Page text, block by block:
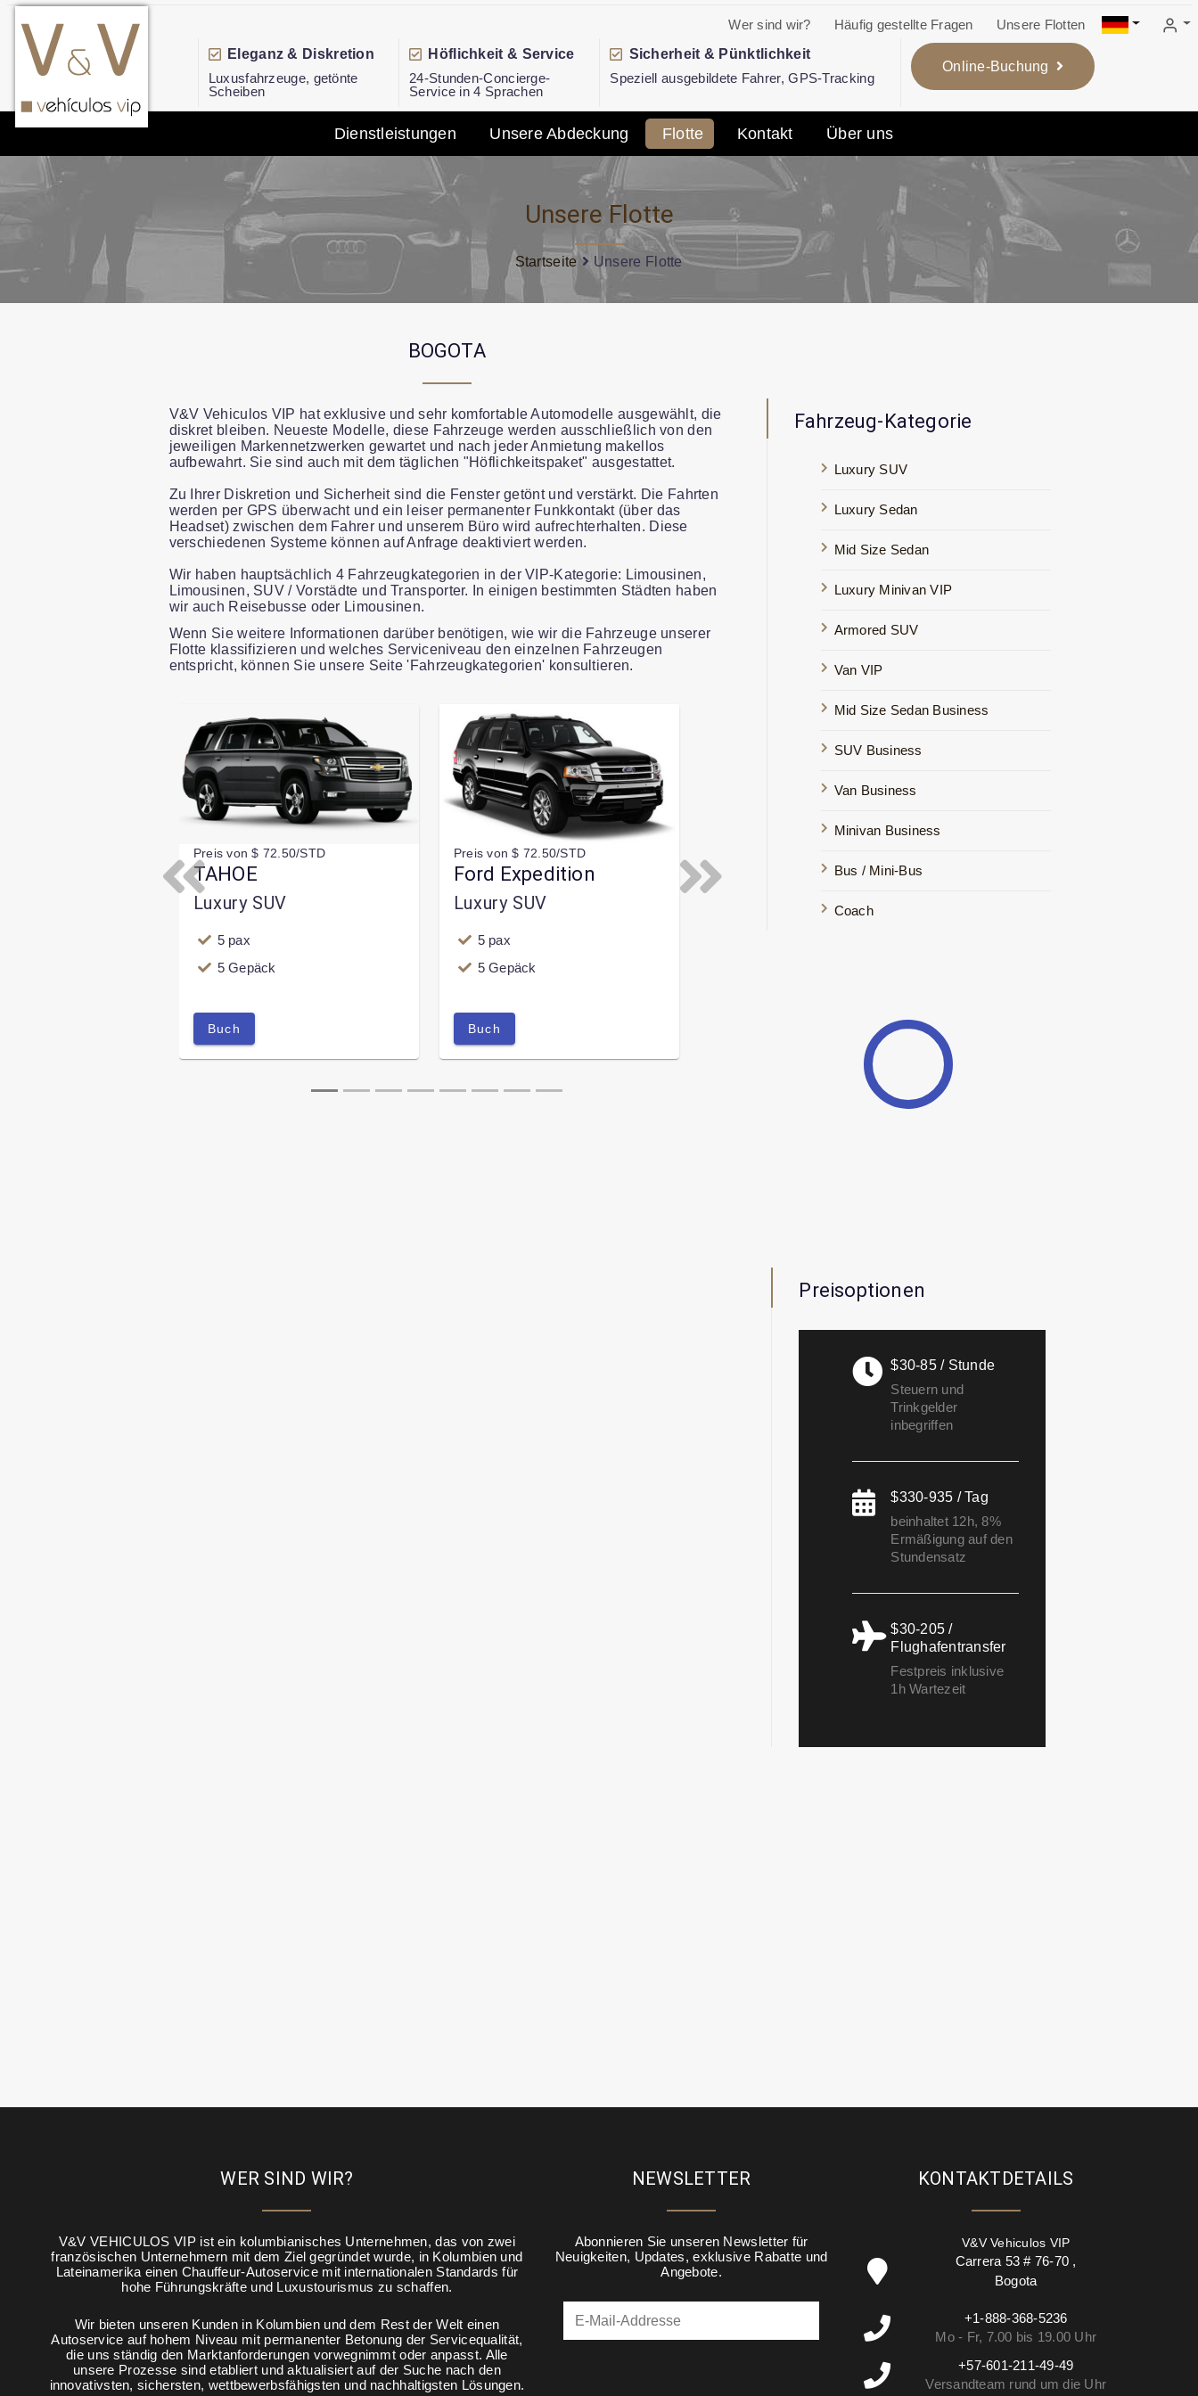
Wer sind wir? Häufig gestellte Fragen
Unsere Flotten
Eleganz & Diskretion
Luxusfahrzeuge, getönte
Scheiben
Höflichkeit & Service
24-Stunden-Concierge-
Service in 4 Sprachen
Sicherheit & Pünktlichkeit
Speziell ausgebildete Fahrer, GPS-Tracking
Online-Buchung
Dienstleistungen Unsere Abdeckung Flotte Kontakt Über uns
Unsere Flotte
Startseite Unsere Flotte
BOGOTA
V&V Vehiculos VIP hat exklusive und sehr komfortable Automodelle ausgewählt, die
diskret bleiben. Neueste Modelle, diese Fahrzeuge werden ausschließlich von den
jeweiligen Markennetzwerken gewartet und nach jeder Anmietung makellos
aufbewahrt. Sie sind auch mit dem täglichen "Höflichkeitspaket" ausgestattet.
Zu Ihrer Diskretion und Sicherheit sind die Fenster getönt und verstärkt. Die Fahrten
werden per GPS überwacht und ein leiser permanenter Funkkontakt (über das
Headset) zwischen dem Fahrer und unserem Büro wird aufrechterhalten. Diese
verschiedenen Systeme können auf Anfrage deaktiviert werden.
Wir haben hauptsächlich 4 Fahrzeugkategorien in der VIP-Kategorie: Limousinen,
Limousinen, SUV / Vorstädte und Transporter. In einigen bestimmten Städten haben
wir auch Reisebusse oder Limousinen.
Wenn Sie weitere Informationen darüber benötigen, wie wir die Fahrzeuge unserer
Flotte klassifizieren und welches Serviceniveau den einzelnen Fahrzeugen
entspricht, können Sie unsere Seite 'Fahrzeugkategorien' konsultieren.
Preis von $ 72.50/STD
TAHOE
Luxury SUV
5 pax
5 Gepäck
Buch
Preis von $ 72.50/STD
Ford Expedition
Luxury SUV
5 pax
5 Gepäck
Buch
Previous Next
Fahrzeug-Kategorie
Luxury SUV
Luxury Sedan
Mid Size Sedan
Luxury Minivan VIP
Armored SUV
Van VIP
Mid Size Sedan Business
SUV Business
Van Business
Minivan Business
Bus / Mini-Bus
Coach
Preisoptionen
$30-85 / Stunde
Steuern und
Trinkgelder
inbegriffen
$330-935 / Tag
beinhaltet 12h, 8%
Ermäßigung auf den
Stundensatz
$30-205 /
Flughafentransfer
Festpreis inklusive
1h Wartezeit
WER SIND WIR?
V&V VEHICULOS VIP ist ein kolumbianisches Unternehmen, das von zwei
französischen Unternehmern mit dem Ziel gegründet wurde, in Kolumbien und
Lateinamerika einen Chauffeur-Autoservice mit internationalen Standards für
hohe Führungskräfte und Luxustourismus zu schaffen.
Wir bieten unseren Kunden in Kolumbien und dem Rest der Welt einen
Autoservice auf hohem Niveau mit permanenter Betonung der Servicequalität,
die uns ständig den Marktanforderungen vorwegnimmt oder anpasst. Alle
unsere Prozesse sind etabliert und aktualisiert auf der Suche nach den
innovativsten, sichersten, wettbewerbsfähigsten und nachhaltigsten Lösungen.
NEWSLETTER
Abonnieren Sie unseren Newsletter für
Neuigkeiten, Updates, exklusive Rabatte und
Angebote.
KONTAKTDETAILS
V&V Vehiculos VIP
Carrera 53 # 76-70 ,
Bogota
+1-888-368-5236
Mo - Fr, 7.00 bis 19.00 Uhr
+57-601-211-49-49
Versandteam rund um die Uhr